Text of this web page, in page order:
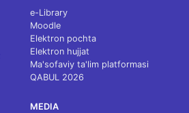
e-Library
Moodle
Elektron pochta
Elektron hujjat
Ma'sofaviy ta'lim platformasi
QABUL 2026
MEDIA